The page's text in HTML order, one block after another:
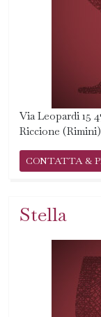
Via Leopardi 15
Riccione (Rimini)
CONTATTA &
Stella